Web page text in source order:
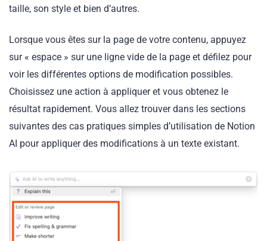
taille, son style et bien d’autres.
Lorsque vous êtes sur la page de votre contenu, appuyez
sur « espace » sur une ligne vide de la page et défilez pour
voir les différentes options de modification possibles.
Choisissez une action à appliquer et vous obtenez le
résultat rapidement. Vous allez trouver dans les sections
suivantes des cas pratiques simples d’utilisation de Notion
AI pour appliquer des modifications à un texte existant.